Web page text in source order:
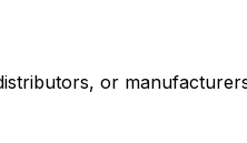
or